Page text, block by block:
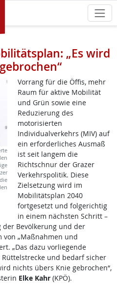
„Es wird
Vorrang für die Öffis, mehr
Raum für aktive Mobilität
und Grün sowie eine
Reduzierung des
motorisierten
Individualverkehrs (MIV) auf
ein erforderliches Ausmaß
ist seit langem die
Richtschnur der Grazer
Verkehrspolitik. Diese
Zielsetzung wird im
Mobilitätsplan 2040
fortgesetzt und folgerichtig
in einem nächsten Schritt –
Bevölkerung und der
von „Maßnahmen und
„Das dazu vorliegende
und bedarf sicher
nichts übers Knie gebrochen“,
Elke Kahr(KPÖ).